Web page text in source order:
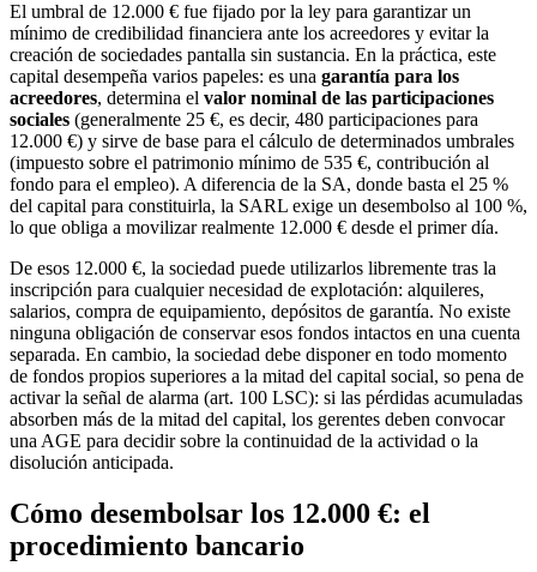
El umbral de 12.000 € fue fijado por la ley para garantizar un
mínimo de credibilidad financiera ante los acreedores y evitar la
creación de sociedades pantalla sin sustancia. En la práctica, este
capital desempeña varios papeles: es una garantía para los
acreedores, determina el valor nominal de las participaciones
sociales (generalmente 25 €, es decir, 480 participaciones para
12.000 €) y sirve de base para el cálculo de determinados umbrales
(impuesto sobre el patrimonio mínimo de 535 €, contribución al
fondo para el empleo). A diferencia de la SA, donde basta el 25 %
del capital para constituirla, la SARL exige un desembolso al 100 %,
lo que obliga a movilizar realmente 12.000 € desde el primer día.
De esos 12.000 €, la sociedad puede utilizarlos libremente tras la
inscripción para cualquier necesidad de explotación: alquileres,
salarios, compra de equipamiento, depósitos de garantía. No existe
ninguna obligación de conservar esos fondos intactos en una cuenta
separada. En cambio, la sociedad debe disponer en todo momento
de fondos propios superiores a la mitad del capital social, so pena de
activar la señal de alarma (art. 100 LSC): si las pérdidas acumuladas
absorben más de la mitad del capital, los gerentes deben convocar
una AGE para decidir sobre la continuidad de la actividad o la
disolución anticipada.
Cómo desembolsar los 12.000 €: el
procedimiento bancario